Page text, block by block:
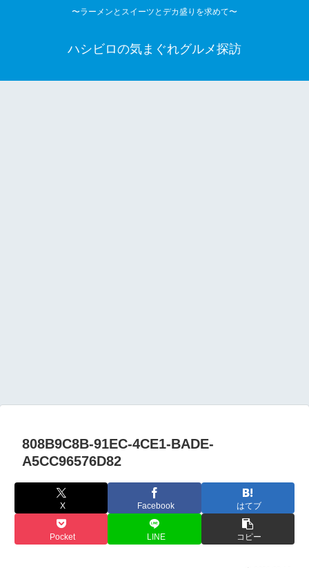
〜ラーメンとスイーツとデカ盛りを求めて〜
ハシビロの気まぐれグルメ探訪
808B9C8B-91EC-4CE1-BADE-
A5CC96576D82
X Facebook はてブ
Pocket LINE コピー